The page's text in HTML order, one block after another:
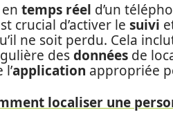
temps réel d’un
crucial d’activer le suivi
ne soit perdu. Cela
desdonnées de
application appropriée
localiser une